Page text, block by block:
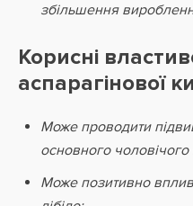
збільшення
Корисні
аспарагінової
Може проводити
основного
Може позитивно